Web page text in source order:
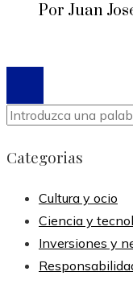
Por Juan
Categorias
Cultura y ocio
Ciencia y
Inversiones y